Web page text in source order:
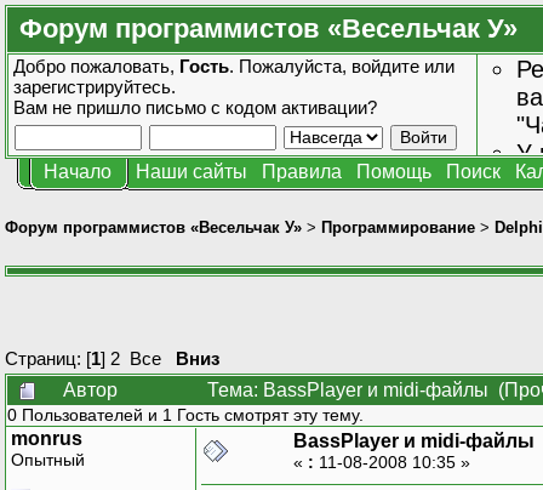
Форум программистов «Весельчак У»
Добро пожаловать, Гость. Пожалуйста, войдите или
зарегистрируйтесь.
Вам не пришло письмо с кодом активации?
У
Начало Наши сайты Правила Помощь Поиск
Форум программистов «Весельчак У» > Программирование > Delphi
Страниц: [1] 2 Все
Вниз
Автор
Тема: BassPlayer и midi-файлы
0 Пользователей и 1 Гость смотрят эту тему.
monrus
Опытный
BassPlayer и midi-файлы
« : 11-08-2008 10:35 »